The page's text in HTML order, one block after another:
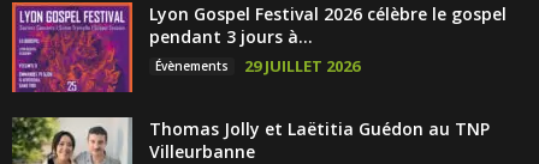
Lyon Gospel Festival 2026 célèbre le gospel
pendant 3 jours à...
Évènements 29 JUILLET 2026
Thomas Jolly et Laëtitia Guédon au TNP
Villeurbanne